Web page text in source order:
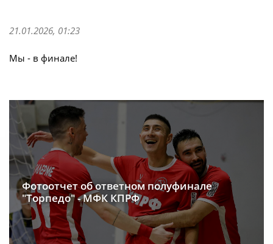
21.01.2026, 01:23
Мы - в финале!
Фотоотчет об ответном полуфинале
"Торпедо" - МФК КПРФ